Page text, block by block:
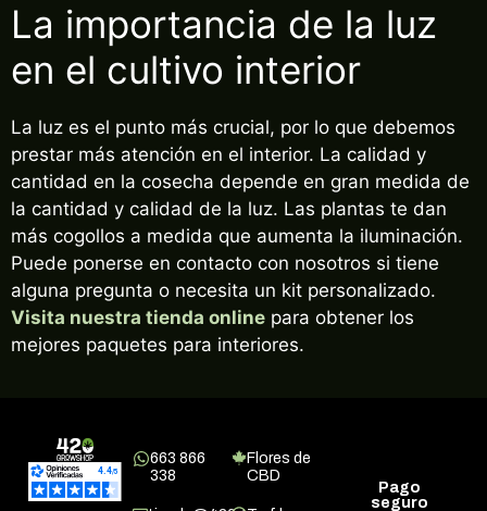
La importancia de la luz
en el cultivo interior
La luz es el punto más crucial, por lo que debemos
prestar más atención en el interior. La calidad y
cantidad en la cosecha depende en gran medida de
la cantidad y calidad de la luz. Las plantas te dan
más cogollos a medida que aumenta la iluminación.
Puede ponerse en contacto con nosotros si tiene
alguna pregunta o necesita un kit personalizado.
Visita nuestra tienda online para obtener los
mejores paquetes para interiores.
663 866
338
Flores de
CBD
Pago
seguro